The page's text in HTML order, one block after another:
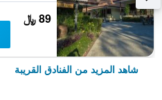
89 ﷼
شاهد المزيد من الفنادق القريبة